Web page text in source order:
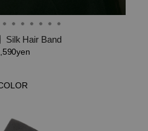
Silk Hair Band